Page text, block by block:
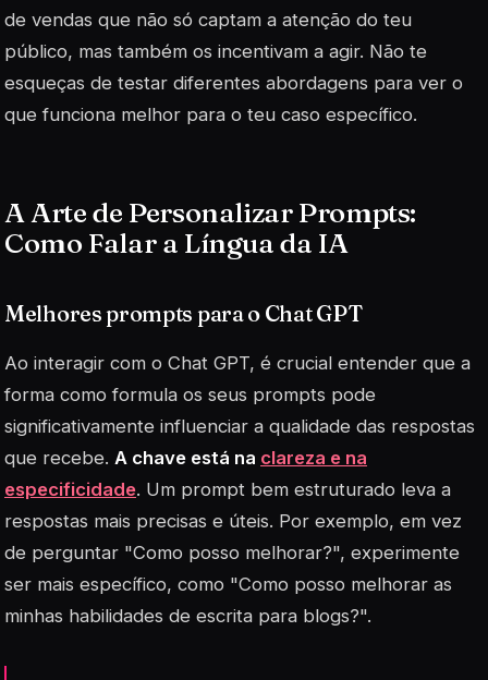
de vendas que não só captam a atenção do teu
público, mas também os incentivam a agir. Não te
esqueças de testar diferentes abordagens para ver o
que funciona melhor para o teu caso específico.
A Arte de Personalizar Prompts:
Como Falar a Língua da IA
Melhores prompts para o Chat GPT
Ao interagir com o Chat GPT, é crucial entender que a
forma como formula os seus prompts pode
significativamente influenciar a qualidade das respostas
que recebe. A chave está na clareza e na
especificidade. Um prompt bem estruturado leva a
respostas mais precisas e úteis. Por exemplo, em vez
de perguntar "Como posso melhorar?", experimente
ser mais específico, como "Como posso melhorar as
minhas habilidades de escrita para blogs?".